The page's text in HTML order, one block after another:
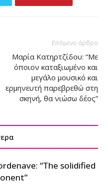
Επόμενο άρθρο
Μαρία Κατηρτζίδου: “Με
όποιον καταξιωμένο και
μεγάλο μουσικό και
ερμηνευτή παρεβρεθώ στη
σκηνή, θα νιώσω δέος”
“The solidified